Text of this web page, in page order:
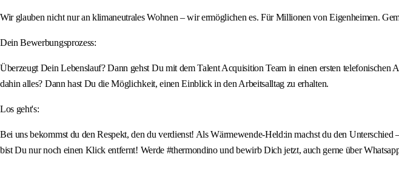
Wir glauben nicht nur an klimaneutrales Wohnen – wir ermöglichen es. Für Millionen von Eigenheimen.
Dein Bewerbungsprozess:
Überzeugt Dein Lebenslauf? Dann gehst Du mit dem Talent Acquisition Team in einen ersten telefonischen
dahin alles? Dann hast Du die Möglichkeit, einen Einblick in den Arbeitsalltag zu erhalten.
Los geht's:
Bei uns bekommst du den Respekt, den du verdienst! Als Wärmewende-Held:in machst du den
bist Du nur noch einen Klick entfernt! Werde #thermondino und bewirb Dich jetzt, auch gerne über